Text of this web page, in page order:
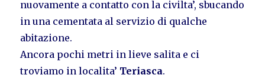
nuovamente a contatto con la civilta’, sbucando
in una cementata al servizio di qualche
abitazione.
Ancora pochi metri in lieve salita e ci
troviamo in localita’ Teriasca.